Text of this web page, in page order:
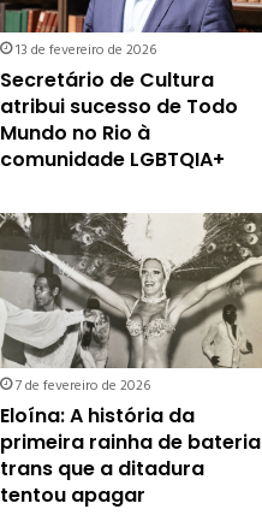
13 de fevereiro de 2026
Secretário de Cultura
atribui sucesso de Todo
Mundo no Rio à
comunidade LGBTQIA+
7 de fevereiro de 2026
Eloína: A história da
primeira rainha de bateria
trans que a ditadura
tentou apagar